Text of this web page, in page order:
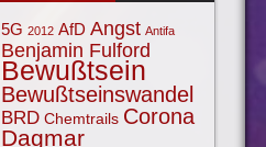
5G 2012 AfD Angst Antifa
Benjamin Fulford
Bewußtsein
Bewußtseinswandel
BRD Chemtrails Corona
Dagmar